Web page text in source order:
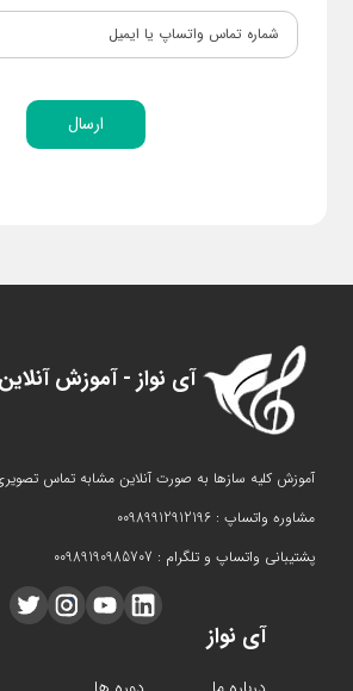
ارسال
آی نواز - آموزش
آموزش کلیه سازها به صورت آنلاین مشابه تماس
مشاوره واتساپ : 00989912912196
پشتیبانی واتساپ و تلگرام : 00989190985707
آی نواز